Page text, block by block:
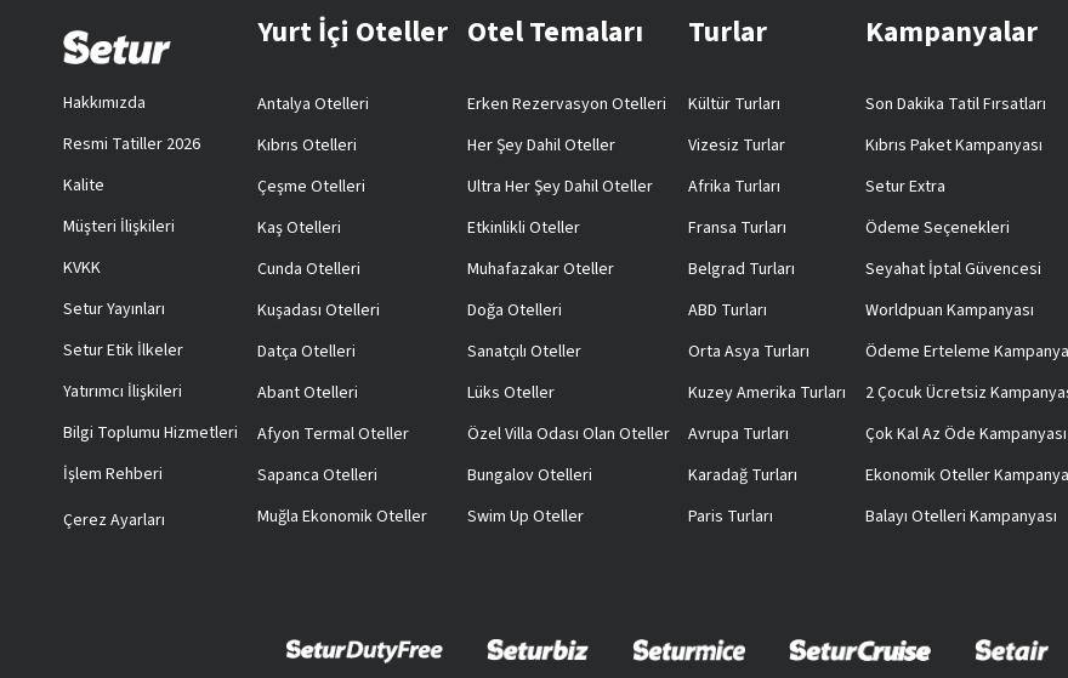
Hakkımızda
Resmi Tatiller 2026
Kalite
Müşteri İlişkileri
KVKK
Setur Yayınları
Setur Etik İlkeler
Yatırımcı İlişkileri
Bilgi Toplumu Hizmetleri
İşlem Rehberi
Çerez Ayarları
Yurt İçi Oteller
Antalya Otelleri
Kıbrıs Otelleri
Çeşme Otelleri
Kaş Otelleri
Cunda Otelleri
Kuşadası Otelleri
Datça Otelleri
Abant Otelleri
Afyon Termal Oteller
Sapanca Otelleri
Muğla Ekonomik Oteller
Otel Temaları
Erken Rezervasyon Otelleri
Her Şey Dahil Oteller
Ultra Her Şey Dahil Oteller
Etkinlikli Oteller
Muhafazakar Oteller
Doğa Otelleri
Sanatçılı Oteller
Lüks Oteller
Özel Villa Odası Olan Oteller
Bungalov Otelleri
Swim Up Oteller
Turlar
Kültür Turları
Vizesiz Turlar
Afrika Turları
Fransa Turları
Belgrad Turları
ABD Turları
Orta Asya Turları
Kuzey Amerika Turları
Avrupa Turları
Karadağ Turları
Paris Turları
Kampanyalar
Son Dakika Tatil Fırsatları
Kıbrıs Paket Kampanyası
Setur Extra
Ödeme Seçenekleri
Seyahat İptal Güvencesi
Worldpuan Kampanyası
Ödeme Erteleme
2 Çocuk Ücretsiz
Çok Kal Az Öde Kampanyası
Ekonomik Oteller
Balayı Otelleri Kampanyası